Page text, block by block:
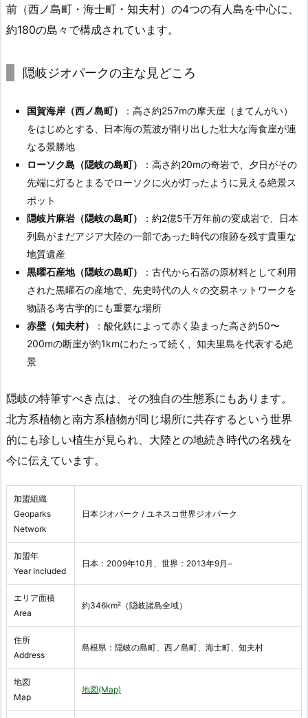
前（西ノ島町・海士町・知夫村）の4つの有人島を中心に、
約180の島々で構成されています。
隠岐ジオパークの主な見どころ
国賀海岸（西ノ島町）
：高さ約257mの摩天崖（まてんがい）
をはじめとする、日本海の荒波が削り出した壮大な海食崖が連
なる景勝地
ローソク島（隠岐の島町）
：高さ約20mの奇岩で、夕日がその
先端に灯るとまるでローソクに火が灯ったように見える絶景ス
ポット
隠岐片麻岩（隠岐の島町）
：約2億5千万年前の変成岩で、日本
列島がまだアジア大陸の一部であった時代の痕跡を残す貴重な
地質遺産
黒曜石産地（隠岐の島町）
：古代から石器の原材料として利用
された黒曜石の産地で、先史時代の人々の交易ネットワークを
物語る考古学的にも重要な場所
赤壁（知夫村）
：酸化鉄によって赤く染まった高さ約50〜
200mの断崖が約1kmにわたって続く、知夫里島を代表する絶
景
隠岐の特筆すべき点は、その独自の生態系にもあります。
北方系植物と南方系植物が同じ場所に共存するという世界
的にも珍しい植生が見られ、大陸との地続き時代の名残を
今に伝えています。
加盟組織
Geoparks
Network
日本ジオパーク / ユネスコ世界ジオパーク
加盟年
Year Included
日本：2009年10月、世界：2013年9月−
エリア面積
Area
約346km²（隠岐諸島全域）
住所
Address
島根県：隠岐の島町、西ノ島町、海士町、知夫村
地図
Map
地図(Map)